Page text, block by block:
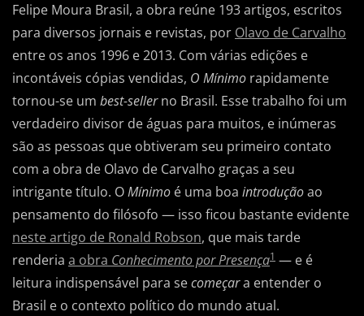
Felipe Moura Brasil, a obra reúne 193 artigos, escritos
para diversos jornais e revistas, por Olavo de Carvalho
entre os anos 1996 e 2013. Com várias edições e
incontáveis cópias vendidas, O Mínimo rapidamente
tornou-se um best-sellerno Brasil. Esse trabalho foi um
verdadeiro divisor de águas para muitos, e inúmeras
são as pessoas que obtiveram seu primeiro contato
com a obra de Olavo de Carvalho graças a seu
intrigante título. OMínimo é uma boa introduçãoao
pensamento do filósofo — isso ficou bastante evidente
neste artigo de Ronald Robson, que mais tarde
renderia a obra Conhecimento por Presença1 — e é
leitura indispensável para secomeçara entender o
Brasil e o contexto político do mundo atual.